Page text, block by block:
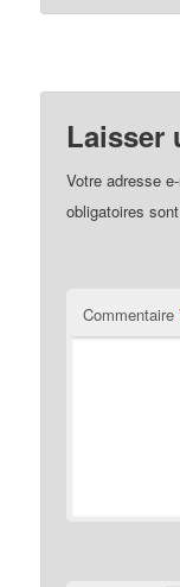
Laisser
Votre adresse
obligatoires
Commentaire